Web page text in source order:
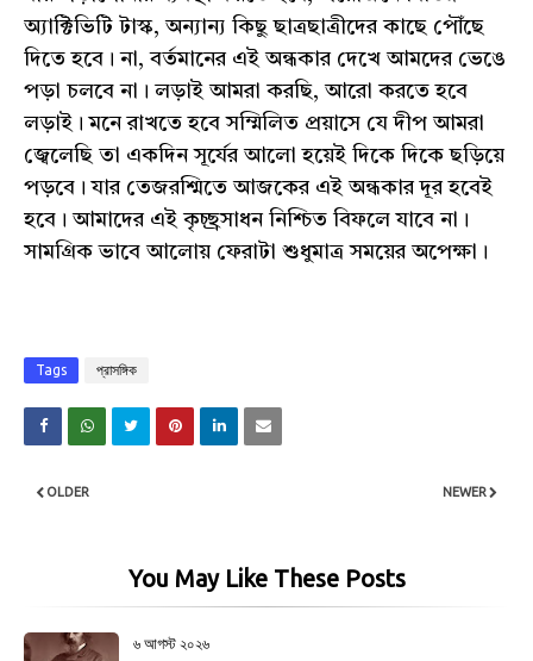
অ্যাক্টিভিটি টাস্ক, অন্যান্য কিছু ছাত্রছাত্রীদের কাছে পৌঁছে
দিতে হবে। না, বর্তমানের এই অন্ধকার দেখে আমদের ভেঙে
পড়া চলবে না। লড়াই আমরা করছি, আরো করতে হবে
লড়াই। মনে রাখতে হবে সম্মিলিত প্রয়াসে যে দীপ আমরা
জ্বেলেছি তা একদিন সূর্যের আলো হয়েই দিকে দিকে ছড়িয়ে
পড়বে। যার তেজরশ্মিতে আজকের এই অন্ধকার দূর হবেই
হবে। আমাদের এই কৃচ্ছ্রসাধন নিশ্চিত বিফলে যাবে না।
সামগ্রিক ভাবে আলোয় ফেরাটা শুধুমাত্র সময়ের অপেক্ষা।
Tags প্রাসঙ্গিক
NEWER
OLDER
You May Like These Posts
৬ আগস্ট ২০২৬